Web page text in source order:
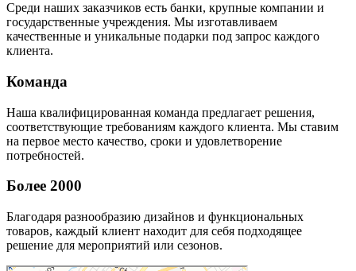
Среди наших заказчиков есть банки, крупные компании и
государственные учреждения. Мы изготавливаем
качественные и уникальные подарки под запрос каждого
клиента.
Команда
Наша квалифицированная команда предлагает решения,
соответствующие требованиям каждого клиента. Мы ставим
на первое место качество, сроки и удовлетворение
потребностей.
Более 2000
Благодаря разнообразию дизайнов и функциональных
товаров, каждый клиент находит для себя подходящее
решение для мероприятий или сезонов.